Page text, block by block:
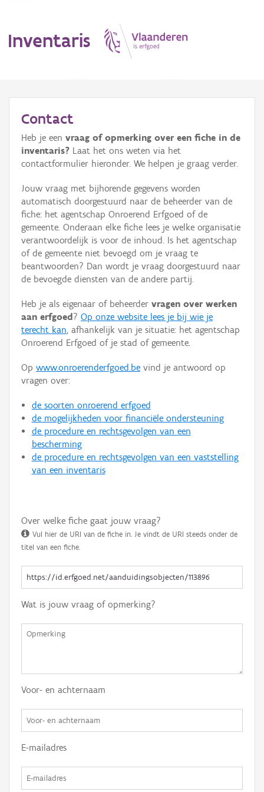
Inventaris
Erfgoedobject
Aanduidingsobject
Waarneming
Thema
Gebeurtenis
Persoon of collectief
Hergebruik
Aanmelden
Contact
Heb je een vraag of opmerking over een fiche in de
inventaris? Laat het ons weten via het
contactformulier hieronder. We helpen je graag verder.
Jouw vraag met bijhorende gegevens worden
automatisch doorgestuurd naar de beheerder van de
fiche: het agentschap Onroerend Erfgoed of de
gemeente. Onderaan elke fiche lees je welke organisatie
verantwoordelijk is voor de inhoud. Is het agentschap
of de gemeente niet bevoegd om je vraag te
beantwoorden? Dan wordt je vraag doorgestuurd naar
de bevoegde diensten van de andere partij.
Heb je als eigenaar of beheerder vragen over werken
aan erfgoed ? Op onze website lees je bij wie je
terecht kan, afhankelijk van je situatie: het agentschap
Onroerend Erfgoed of je stad of gemeente.
Op www.onroerenderfgoed.be vind je antwoord op
vragen over:
de soorten onroerend erfgoed
de mogelijkheden voor financiële ondersteuning
de procedure en rechtsgevolgen van een
bescherming
de procedure en rechtsgevolgen van een vaststelling
van een inventaris
Over welke fiche gaat jouw vraag?
Vul hier de URI van de fiche in. Je vindt de URI steeds onder de
titel van een fiche.
Wat is jouw vraag of opmerking?
Voor- en achternaam
E-mailadres